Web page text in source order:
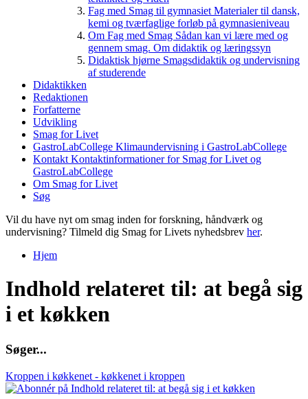
Fag med Smag til gymnasiet Materialer til dansk,
kemi og tværfaglige forløb på gymnasieniveau
Om Fag med Smag Sådan kan vi lære med og
gennem smag. Om didaktik og læringssyn
Didaktisk hjørne Smagsdidaktik og undervisning
af studerende
Didaktikken
Redaktionen
Forfatterne
Udvikling
Smag for Livet
GastroLabCollege Klimaundervisning i GastroLabCollege
Kontakt Kontaktinformationer for Smag for Livet og
GastroLabCollege
Om Smag for Livet
Søg
Vil du have nyt om smag inden for forskning, håndværk og
undervisning? Tilmeld dig Smag for Livets nyhedsbrev her.
Hjem
Indhold relateret til: at begå sig
i et køkken
Søger...
Kroppen i køkkenet - køkkenet i kroppen